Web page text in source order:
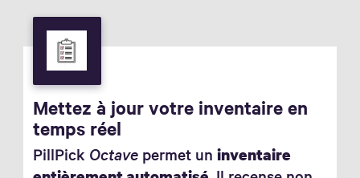
Mettez à jour votre inventaire en
temps réel
PillPick Octavepermet un inventaire